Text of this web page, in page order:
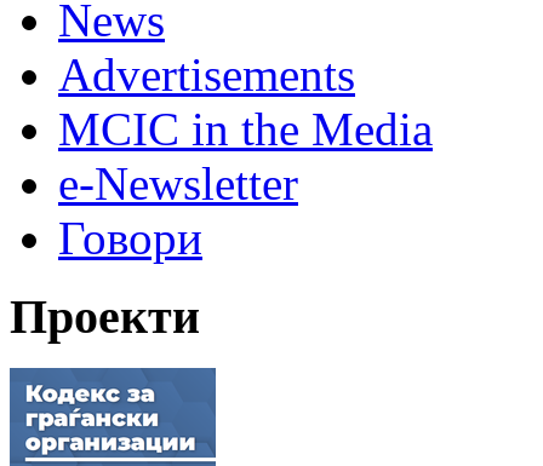
News
Advertisements
MCIC in the Media
e-Newsletter
Говори
Проекти